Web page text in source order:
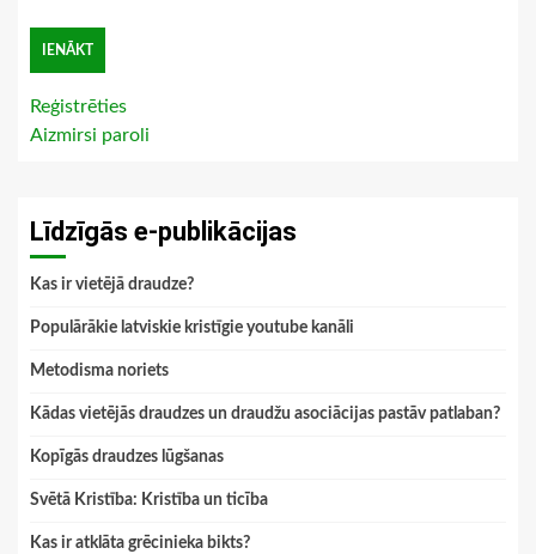
Reģistrēties
Aizmirsi paroli
Līdzīgās e-publikācijas
Kas ir vietējā draudze?
Populārākie latviskie kristīgie youtube kanāli
Metodisma noriets
Kādas vietējās draudzes un draudžu asociācijas pastāv patlaban?
Kopīgās draudzes lūgšanas
Svētā Kristība: Kristība un ticība
Kas ir atklāta grēcinieka bikts?